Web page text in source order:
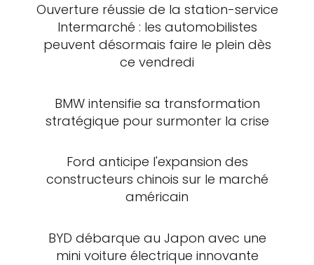
Ouverture réussie de la station-service
Intermarché : les automobilistes
peuvent désormais faire le plein dès
ce vendredi
BMW intensifie sa transformation
stratégique pour surmonter la crise
Ford anticipe l'expansion des
constructeurs chinois sur le marché
américain
BYD débarque au Japon avec une
mini voiture électrique innovante